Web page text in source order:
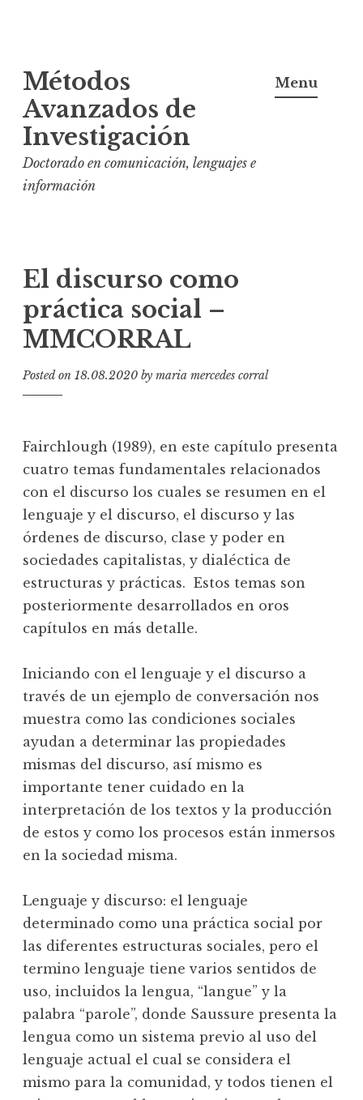
k
p
t
o
c
e
n
t
Métodos
Avanzados de
Investigación
Doctorado en comunicación, lenguajes e
información
Menu
El discurso como
práctica social –
MMCORRAL
Posted on 18.08.2020 by maria mercedes corral
Fairchlough (1989), en este capítulo presenta
cuatro temas fundamentales relacionados
con el discurso los cuales se resumen en el
lenguaje y el discurso, el discurso y las
órdenes de discurso, clase y poder en
sociedades capitalistas, y dialéctica de
estructuras y prácticas. Estos temas son
posteriormente desarrollados en oros
capítulos en más detalle.
Iniciando con el lenguaje y el discurso a
través de un ejemplo de conversación nos
muestra como las condiciones sociales
ayudan a determinar las propiedades
mismas del discurso, así mismo es
importante tener cuidado en la
interpretación de los textos y la producción
de estos y como los procesos están inmersos
en la sociedad misma.
Lenguaje y discurso: el lenguaje
determinado como una práctica social por
las diferentes estructuras sociales, pero el
termino lenguaje tiene varios sentidos de
uso, incluidos la lengua, “langue” y la
palabra “parole”, donde Saussure presenta la
lengua como un sistema previo al uso del
lenguaje actual el cual se considera el
mismo para la comunidad, y todos tienen el